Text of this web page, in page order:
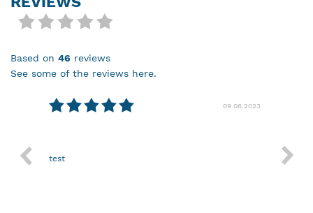
based on 46 reviews
see some of the reviews here.
09.06.2023
test